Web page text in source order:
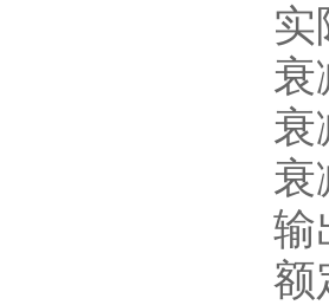
实
衰
衰
衰
输
额